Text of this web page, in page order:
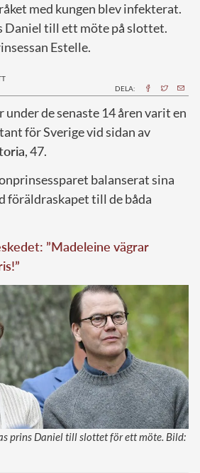
med kungen blev infekterat.
Daniel till ett möte på slottet.
Estelle.
DELA:
under de senaste 14 åren varit en
för Sverige vid sidan av
, 47.
balanserat sina
föräldraskapet till de båda
”Madeleine vägrar
prins Daniel till slottet för ett möte. Bild: